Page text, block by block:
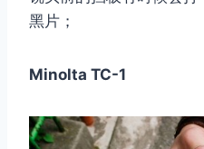
黑片；
Minolta TC-1